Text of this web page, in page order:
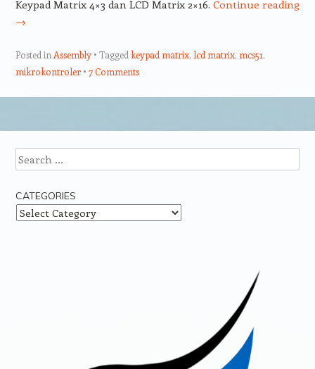
Keypad Matrix 4×3 dan LCD Matrix 2×16. Continue reading
→
Posted in Assembly Tagged keypad matrix, lcd matrix, mcs51,
mikrokontroler
7 Comments
Search
CATEGORIES
Categories